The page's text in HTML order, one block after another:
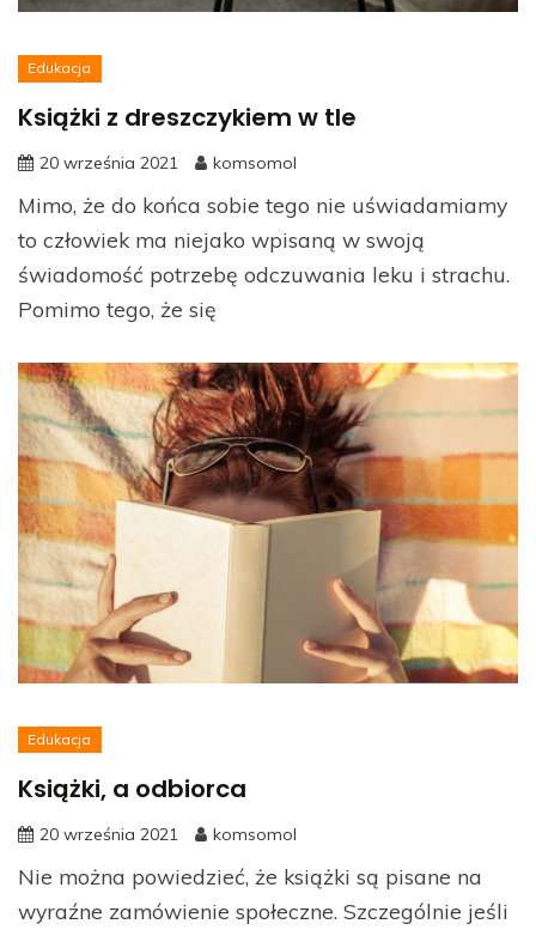
Edukacja
Książki z dreszczykiem w tle
20 września 2021 komsomol
Mimo, że do końca sobie tego nie uświadamiamy
to człowiek ma niejako wpisaną w swoją
świadomość potrzebę odczuwania leku i strachu.
Pomimo tego, że się
Edukacja
Książki, a odbiorca
20 września 2021 komsomol
Nie można powiedzieć, że książki są pisane na
wyraźne zamówienie społeczne. Szczególnie jeśli